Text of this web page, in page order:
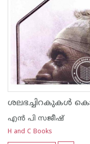
എന്‍ പി സജീഷ്‌
H and C Books